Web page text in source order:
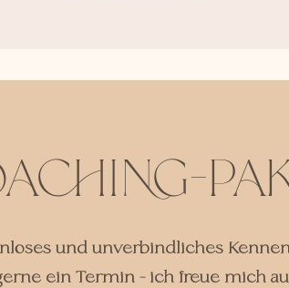
und unverbindliches
ein Termin - ich freue mich